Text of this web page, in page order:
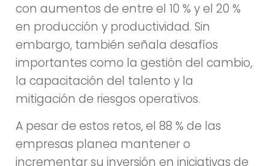
con aumentos de entre el 10 % y el 20 %
en producción y productividad. Sin
embargo, también señala desafíos
importantes como la gestión del cambio,
la capacitación del talento y la
mitigación de riesgos operativos.
A pesar de estos retos, el 88 % de las
empresas planea mantener o
incrementar su inversión en iniciativas de